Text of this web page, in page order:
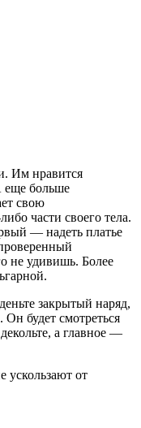
Им нравится
еще больше
свою
части своего тела.
— надеть платье
не удивишь. Более
закрытый наряд,
Он будет смотреться
а главное —